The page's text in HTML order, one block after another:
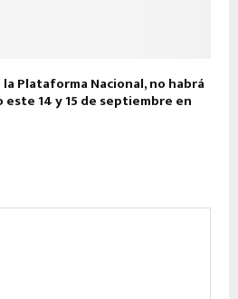
Plataforma Nacional, no habrá
14 y 15 de septiembre en